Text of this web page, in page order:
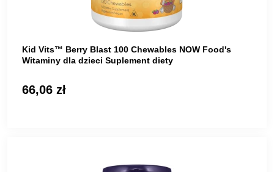
Kid Vits™ Berry Blast 100 Chewables NOW Food's
Witaminy dla dzieci Suplement diety
66,06 zł